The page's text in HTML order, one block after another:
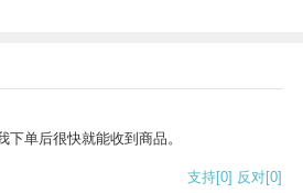
单后很快就能收到商品。
支持[0] 反对[0]